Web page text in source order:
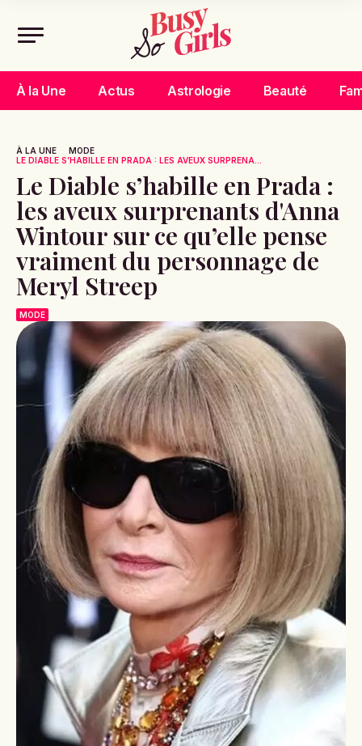
À la Une Actus Astrologie Beauté
À LA UNE
MODE
LE DIABLE S’HABILLE EN PRADA : LES AVEUX SURPRENA...
Le Diable s’habille en Prada :
les aveux surprenants d'Anna
Wintour sur ce qu’elle pense
vraiment du personnage de
Meryl Streep
MODE